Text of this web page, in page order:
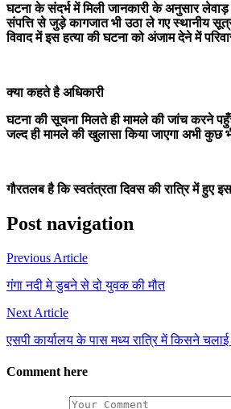
घटना के संदर्भ में मिली जानकारी के अनुसार लेवाड़
संपत्ति से जुड़े कागजात भी उठा ले गए स्थानीय
विवाद में इस हत्या की घटना को अंजाम देने में
क्या कहते है अधिकारी
घटना की सूचना मिलते ही मामले की जांच करने
जल्द ही मामले की खुलासा किया जाएगा अभी कुछ
गौरतलब है कि स्वतंत्रता दिवस की रात्रि में हुए
Post navigation
Previous Article
गंगा नदी मे डुबने से दो युवक की मौत
Next Article
एसपी कार्यालय के पास मध्य रात्रि में किसने चलाई
Comment here